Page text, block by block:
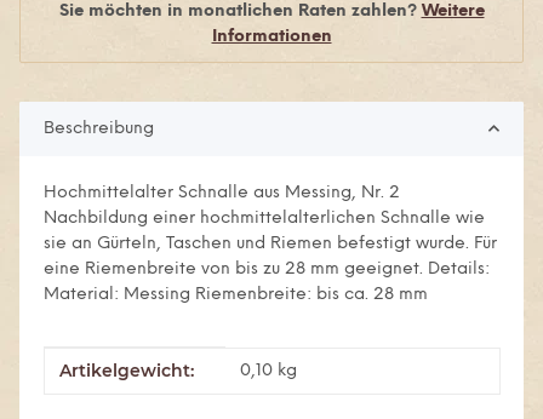
Sie möchten in monatlichen Raten zahlen? Weitere
Informationen
Beschreibung
Hochmittelalter Schnalle aus Messing, Nr. 2
Nachbildung einer hochmittelalterlichen Schnalle wie
sie an Gürteln, Taschen und Riemen befestigt wurde. Für
eine Riemenbreite von bis zu 28 mm geeignet. Details:
Material: Messing Riemenbreite: bis ca. 28 mm
Produkteigenschaft
Wert
Artikelgewicht: 0,10 kg